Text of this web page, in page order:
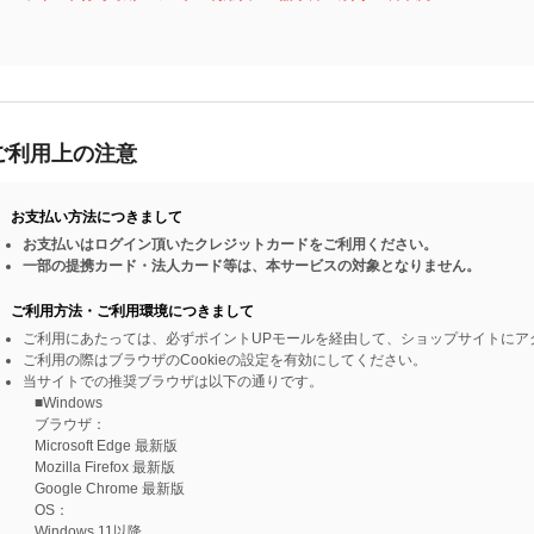
利用上の注意
お支払い方法につきまして
お支払いはログイン頂いたクレジットカードをご利用ください。
一部の提携カード・法人カード等は、本サービスの対象となりません。
ご利用方法・ご利用環境につきまして
ご利用にあたっては、必ずポイントUPモールを経由して、ショップサイトに
ご利用の際はブラウザのCookieの設定を有効にしてください。
当サイトでの推奨ブラウザは以下の通りです。
■Windows
ブラウザ：
Microsoft Edge 最新版
Mozilla Firefox 最新版
Google Chrome 最新版
OS：